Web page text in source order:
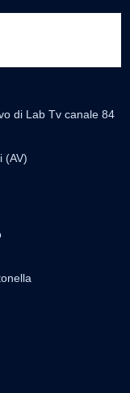
di Lab Tv canale 84
(AV)